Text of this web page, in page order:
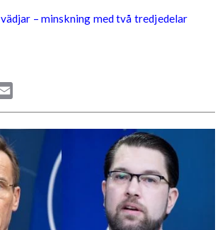
– minskning med två tredjedelar